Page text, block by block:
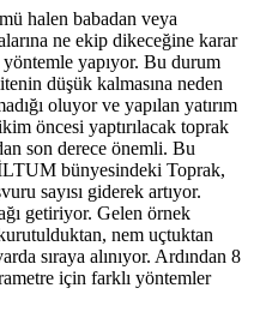
halen babadan veya
ne ekip dikeceğine karar
yapıyor. Bu durum
düşük kalmasına neden
oluyor ve yapılan yatırım
öncesi yaptırılacak toprak
son derece önemli. Bu
bünyesindeki Toprak,
sayısı giderek artıyor.
getiriyor. Gelen örnek
nem uçtuktan
sıraya alınıyor. Ardından 8
için farklı yöntemler